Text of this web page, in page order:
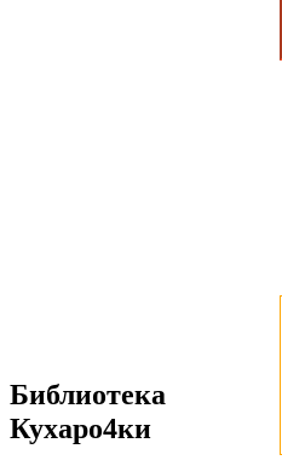
Библиотека
Кухаро4ки